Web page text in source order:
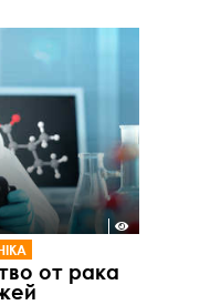
от рака